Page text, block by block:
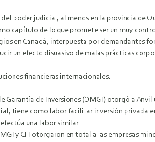
poder judicial, al menos en la provincia de
capítulo de lo que promete ser un muy
en Canadá, interpuesta por demandantes
un efecto disuasivo de malas prácticas
financieras internacionales.
de Inversiones (OMGI) otorgó a
tiene como labor facilitar inversión privada
una labor similar
y CFI otorgaron en total a las empresas